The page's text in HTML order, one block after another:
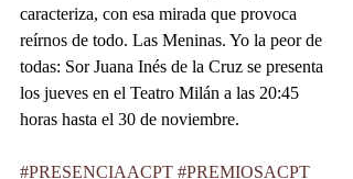
caracteriza, con esa mirada que provoca
reírnos de todo. Las Meninas. Yo la peor de
todas: Sor Juana Inés de la Cruz se presenta
los jueves en el Teatro Milán a las 20:45
horas hasta el 30 de noviembre.
#PRESENCIAACPT #PREMIOSACPT